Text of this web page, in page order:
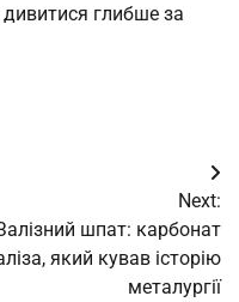
дивитися глибше за
Next:
шпат: карбонат
який кував історію
металургії